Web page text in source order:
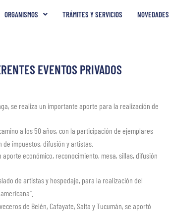
ORGANISMOS TRÁMITES Y SERVICIOS NOVEDADES
EVENTOS PRIVADOS
se realiza un importante aporte para la realización de
a los 50 años, con la participación de ejemplares
impuestos, difusión y artistas.
económico, reconocimiento, mesa, sillas, difusión
de artistas y hospedaje, para la realización del
de Belén, Cafayate, Salta y Tucumán, se aportó